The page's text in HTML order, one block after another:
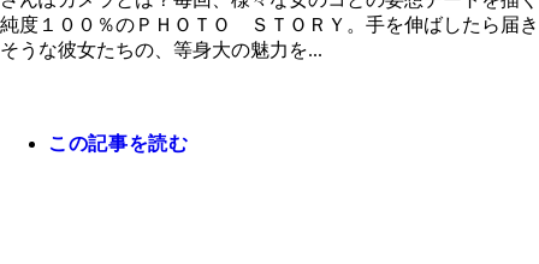
純度１００％のＰＨＯＴＯ ＳＴＯＲＹ。手を伸ばしたら届き
そうな彼女たちの、等身大の魅力を...
この記事を読む